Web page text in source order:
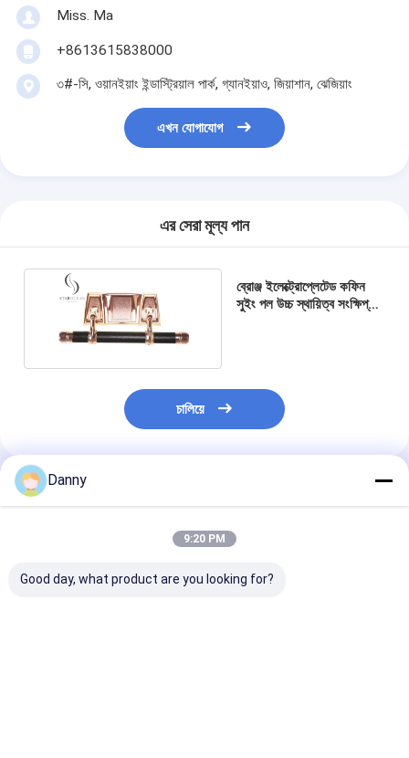
Miss. Ma
+8613615838000
৩#-সি, ওয়ানইয়াং ইন্ডাস্ট্রিয়াল পার্ক, গ্যানইয়াও, জিয়াশান, ঝেজিয়াং
এখন যোগাযোগ
এর সেরা মূল্য পান
ব্রোঞ্জ ইলেক্ট্রোপ্লেটেড কফিন
সুইং পল উচ্চ স্থায়িত্ব সংক্ষিপ্ত
চালিয়ে
প্রস্তাবিত পণ্য
Danny
9:20 PM
Good day, what product are you looking for?